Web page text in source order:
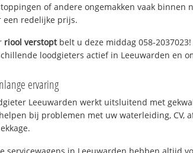
of andere ongemakken vaak binnen
een redelijke prijs.
riool verstoptbelt u deze middag 058-
loodgieters actief in Leeuwarden en
ervaring
Leeuwarden werkt uitsluitend met
bij problemen met uw waterleiding, CV,